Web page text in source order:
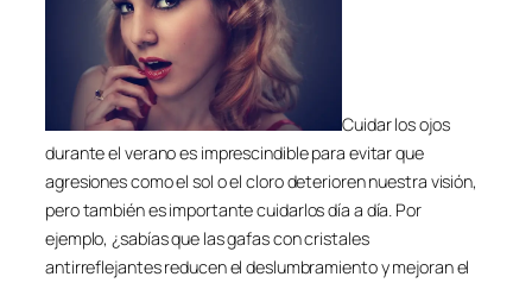
Cuidar los ojos
durante el verano es imprescindible para evitar que
agresiones como el sol o el cloro deterioren nuestra visión,
pero también es importante cuidarlos día a día. Por
ejemplo, ¿sabías que las gafas con cristales
antirreflejantes reducen el deslumbramiento y mejoran el